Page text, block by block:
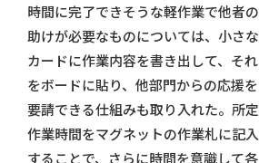
時間に完了できそうな軽作業で他者の
助けが必要なものについては、小さな
カードに作業内容を書き出して、それ
をボードに貼り、他部門からの応援を
要請できる仕組みも取り入れた。所定
作業時間をマグネットの作業札に記入
することで、さらに時間を意識して各